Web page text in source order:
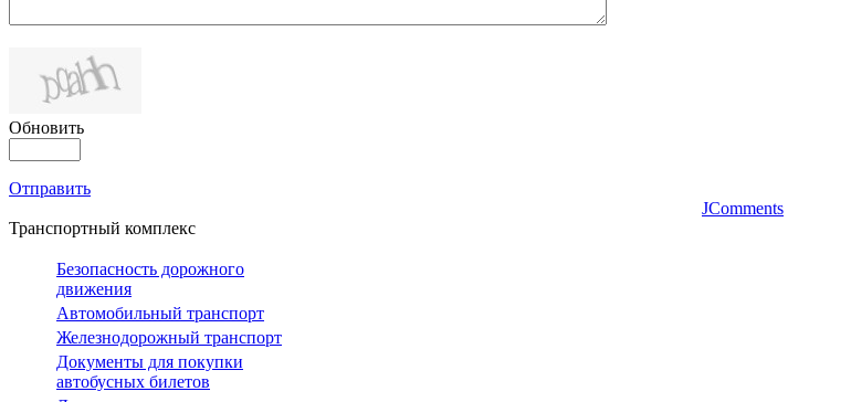
Обновить
Отправить
JComments
Транспортный комплекс
Безопасность дорожного
движения
Автомобильный транспорт
Железнодорожный транспорт
Документы для покупки
автобусных билетов